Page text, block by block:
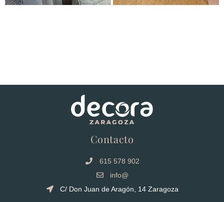
Contacto
615 578 902
info@
C/ Don Juan de Aragón, 14 Zaragoza